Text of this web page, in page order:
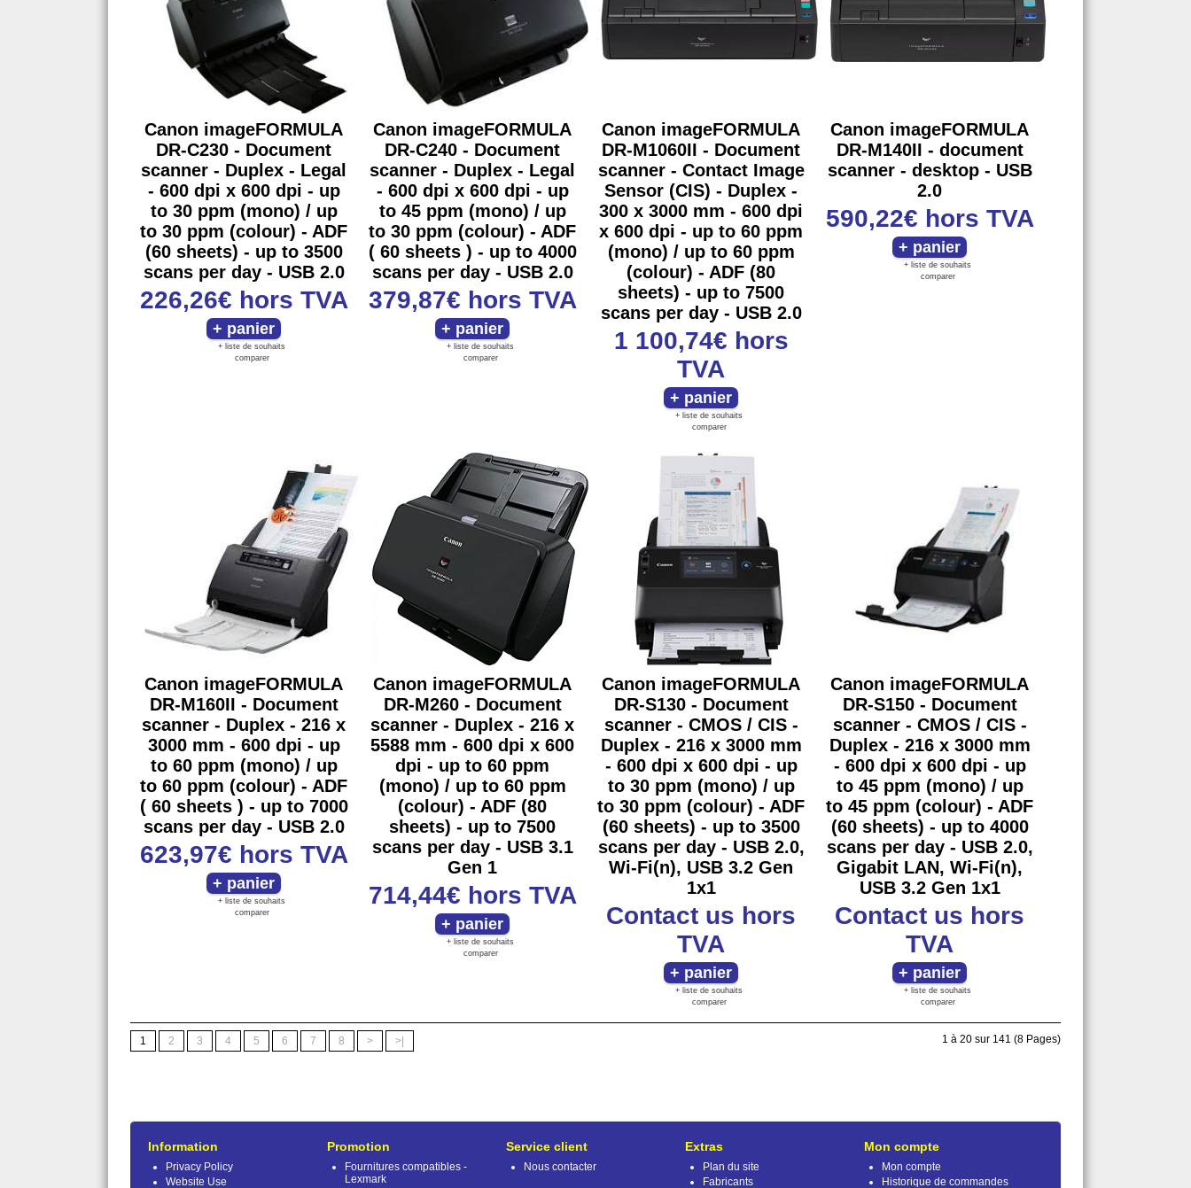
Canon imageFORMULA
DR-C230 - Document
scanner - Duplex - Legal
- 600 dpi x 600 dpi - up
to 30 ppm (mono) / up
to 30 ppm (colour) - ADF
(60 sheets) - up to 3500
scans per day - USB 2.0
226,26€ hors TVA
+ liste de souhaits
comparer
Canon imageFORMULA
DR-C240 - Document
scanner - Duplex - Legal
- 600 dpi x 600 dpi - up
to 45 ppm (mono) / up
to 30 ppm (colour) - ADF
( 60 sheets ) - up to 4000
scans per day - USB 2.0
379,87€ hors TVA
+ liste de souhaits
comparer
Canon imageFORMULA
DR-M1060II - Document
scanner - Contact Image
Sensor (CIS) - Duplex -
300 x 3000 mm - 600 dpi
x 600 dpi - up to 60 ppm
(mono) / up to 60 ppm
(colour) - ADF (80
sheets) - up to 7500
scans per day - USB 2.0
1 100,74€ hors
TVA
+ liste de souhaits
comparer
Canon imageFORMULA
DR-M140II - document
scanner - desktop - USB
2.0
590,22€ hors TVA
+ liste de souhaits
comparer
Canon imageFORMULA
DR-M160II - Document
scanner - Duplex - 216 x
3000 mm - 600 dpi - up
to 60 ppm (mono) / up
to 60 ppm (colour) - ADF
( 60 sheets ) - up to 7000
scans per day - USB 2.0
623,97€ hors TVA
+ liste de souhaits
comparer
Canon imageFORMULA
DR-M260 - Document
scanner - Duplex - 216 x
5588 mm - 600 dpi x 600
dpi - up to 60 ppm
(mono) / up to 60 ppm
(colour) - ADF (80
sheets) - up to 7500
scans per day - USB 3.1
Gen 1
714,44€ hors TVA
+ liste de souhaits
comparer
Canon imageFORMULA
DR-S130 - Document
scanner - CMOS / CIS -
Duplex - 216 x 3000 mm
- 600 dpi x 600 dpi - up
to 30 ppm (mono) / up
to 30 ppm (colour) - ADF
(60 sheets) - up to 3500
scans per day - USB 2.0,
Wi-Fi(n), USB 3.2 Gen
1x1
Contact us hors
TVA
+ liste de souhaits
comparer
Canon imageFORMULA
DR-S150 - Document
scanner - CMOS / CIS -
Duplex - 216 x 3000 mm
- 600 dpi x 600 dpi - up
to 45 ppm (mono) / up
to 45 ppm (colour) - ADF
(60 sheets) - up to 4000
scans per day - USB 2.0,
Gigabit LAN, Wi-Fi(n),
USB 3.2 Gen 1x1
Contact us hors
TVA
+ liste de souhaits
comparer
1 2 3 4 5 6 7 8 > >| 1 à 20 sur 141 (8 Pages)
Information
Privacy Policy
Website Use
Promotion
Fournitures compatibles -
Lexmark
Service client
Nous contacter
Extras
Plan du site
Fabricants
Mon compte
Mon compte
Historique de commandes